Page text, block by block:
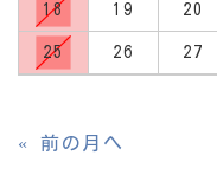
18 19 20
25 26 27